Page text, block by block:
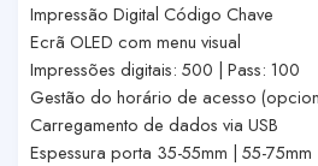
Impressão Digital Código Chave
Ecrã OLED com menu visual
Impressões digitais: 500 | Pass: 100
Gestão do horário de acesso
Carregamento de dados via USB
Espessura porta 35-55mm | 55-75mm